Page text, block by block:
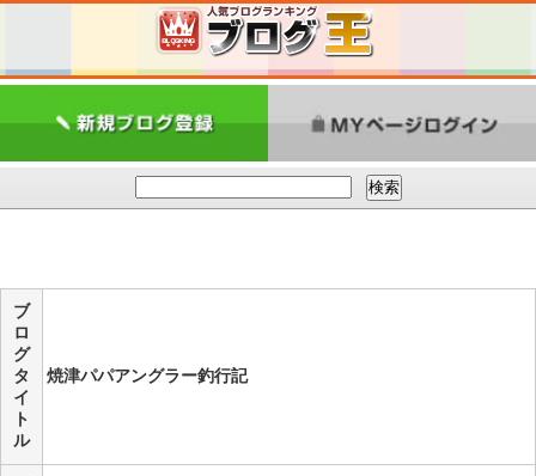
ブ
ロ
グ
タ
イ
ト
ル
焼津パパアングラー釣行記